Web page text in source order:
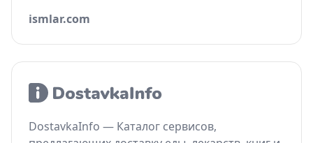
ismlar.com
DostavkaInfo — Каталог сервисов,